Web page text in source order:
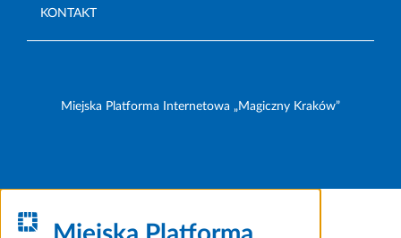
KONTAKT
Miejska Platforma Internetowa „Magiczny Kraków”